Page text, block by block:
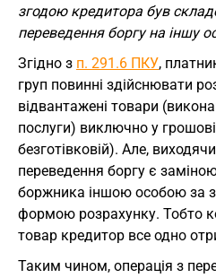
згодою кредитора був
переведення боргу на іншу
Згідно з п. 291.6 ПКУ,
груп повинні здійснювати
відвантажені товари
послуги) виключно у
безготівковій). Але,
переведення боргу є
боржника іншою особою за
формою розрахунку. Тобто
товар кредитор все одно
Таким чином, операція з